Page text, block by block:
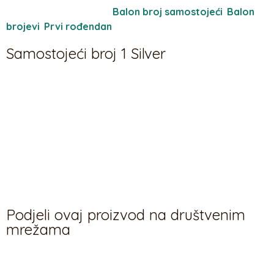
Balon broj samostojeći Balon
brojevi Prvi rođendan
Samostojeći broj 1 Silver
Podjeli ovaj proizvod na društvenim
mrežama